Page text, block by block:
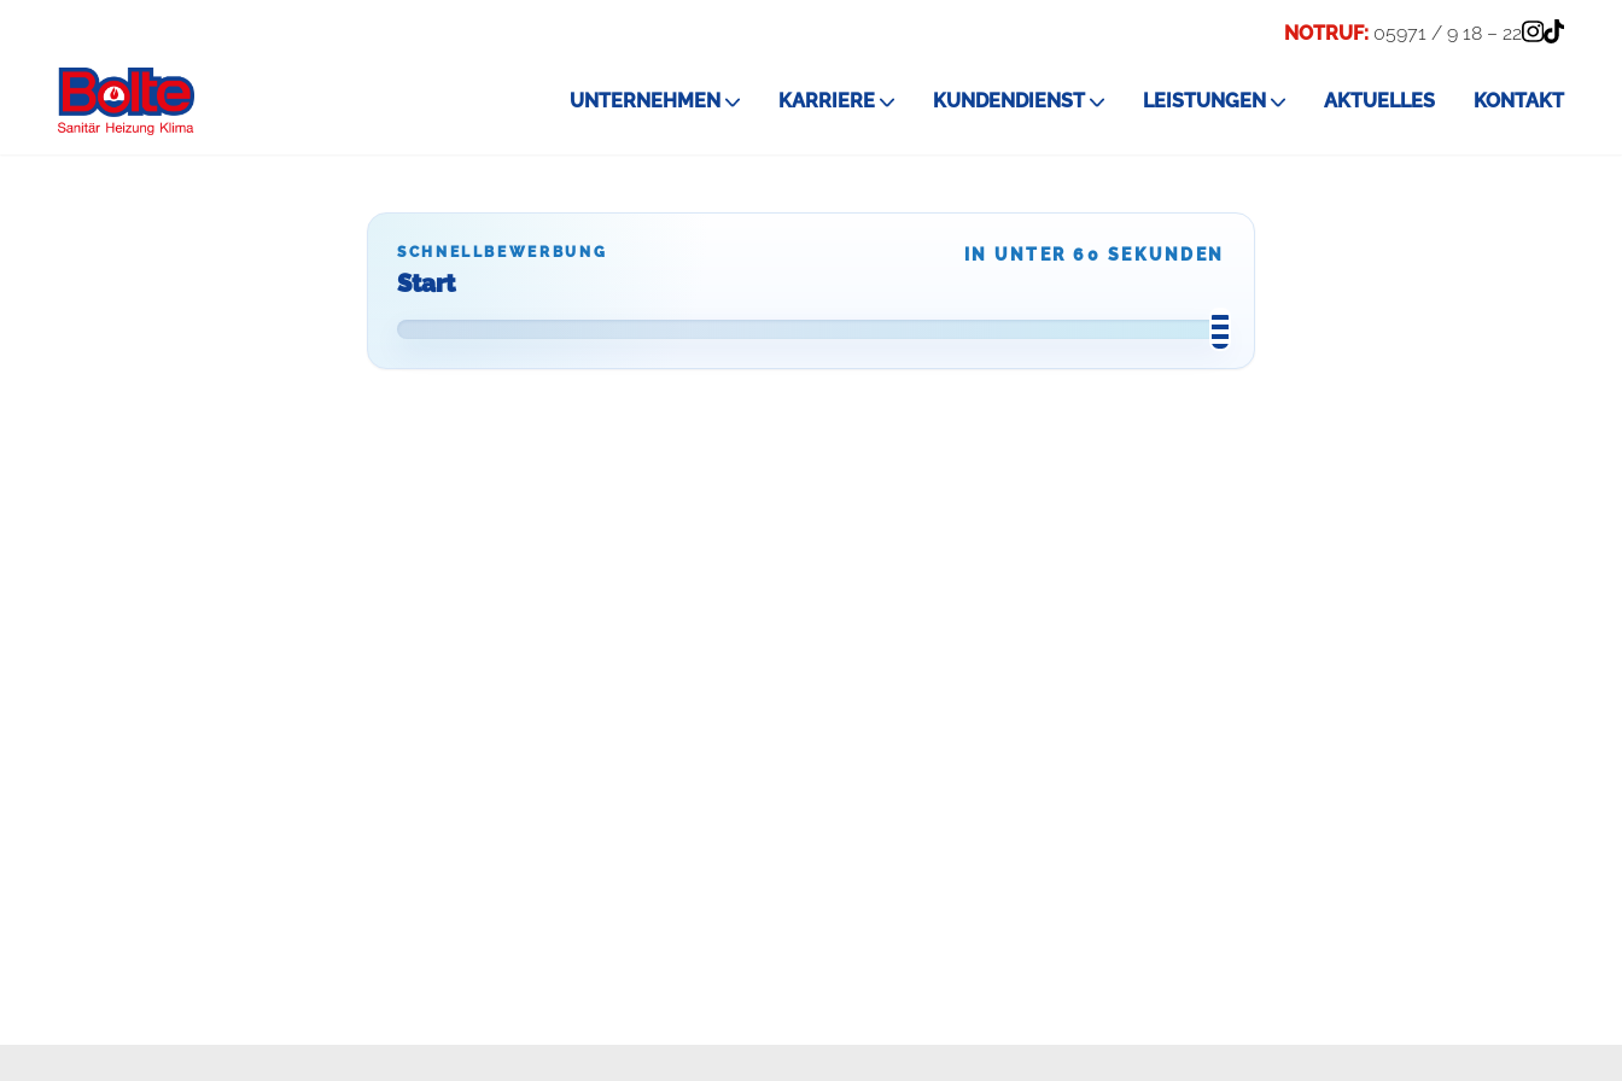
NOTRUF: 05971 / 9 18 – 22
UNTERNEHMEN KARRIERE KUNDENDIENST LEISTUNGEN AKTUELLES KONTAKT
SCHNELLBEWERBUNG
Start
IN UNTER 60 SEKUNDEN